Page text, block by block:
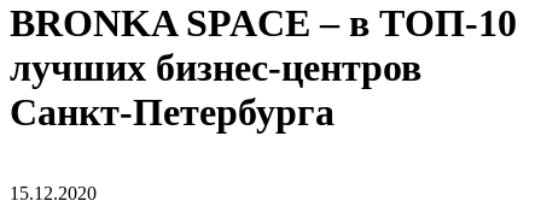
BRONKA SPACE – в ТОП-10
лучших бизнес-центров
Санкт-Петербурга
15.12.2020